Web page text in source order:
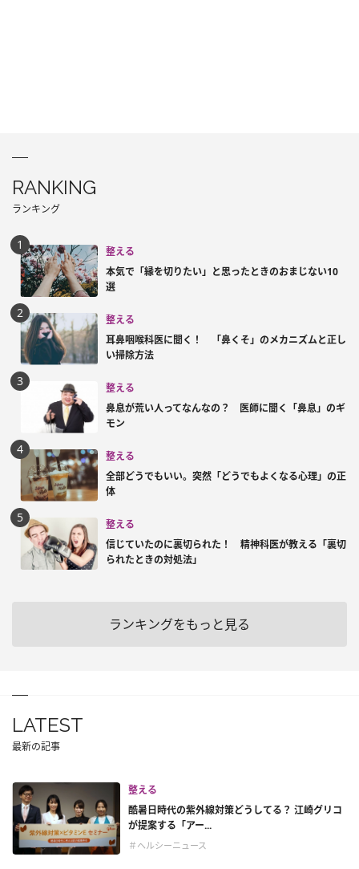
RANKING
ランキング
整える
本気で「縁を切りたい」と思ったときのおまじない10
選
整える
耳鼻咽喉科医に聞く！ 「鼻くそ」のメカニズムと正し
い掃除方法
整える
鼻息が荒い人ってなんなの？ 医師に聞く「鼻息」のギ
モン
整える
全部どうでもいい。突然「どうでもよくなる心理」の正
体
整える
信じていたのに裏切られた！ 精神科医が教える「裏切
られたときの対処法」
ランキングをもっと見る
LATEST
最新の記事
整える
酷暑日時代の紫外線対策どうしてる？ 江崎グリコ
が提案する「アー...
＃ヘルシーニュース